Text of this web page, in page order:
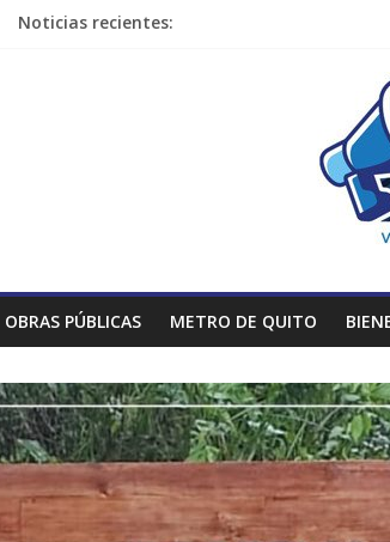
Noticias recientes:
OBRAS PÚBLICAS METRO DE QUITO